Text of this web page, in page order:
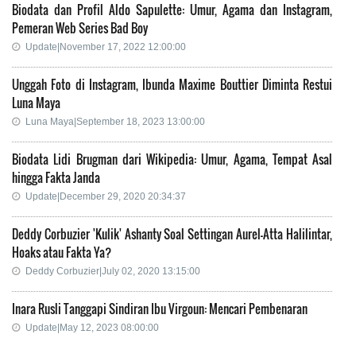
Biodata dan Profil Aldo Sapulette: Umur, Agama dan Instagram,
Pemeran Web Series Bad Boy
Update|November 17, 2022 12:00:00
Unggah Foto di Instagram, Ibunda Maxime Bouttier Diminta Restui
Luna Maya
Luna Maya|September 18, 2023 13:00:00
Biodata Lidi Brugman dari Wikipedia: Umur, Agama, Tempat Asal
hingga Fakta Janda
Update|December 29, 2020 20:34:37
Deddy Corbuzier 'Kulik' Ashanty Soal Settingan Aurel-Atta Halilintar,
Hoaks atau Fakta Ya?
Deddy Corbuzier|July 02, 2020 13:15:00
Inara Rusli Tanggapi Sindiran Ibu Virgoun: Mencari Pembenaran
Update|May 12, 2023 08:00:00